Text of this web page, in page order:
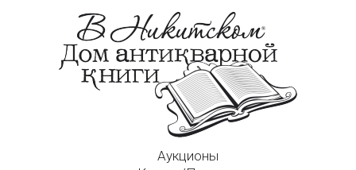
Аукционы